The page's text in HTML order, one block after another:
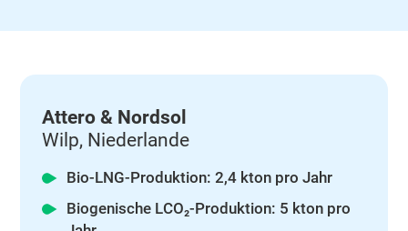
Attero & Nordsol
Wilp, Niederlande
Bio-LNG-Produktion: 2,4 kton pro Jahr
Biogenische LCO₂-Produktion: 5 kton pro